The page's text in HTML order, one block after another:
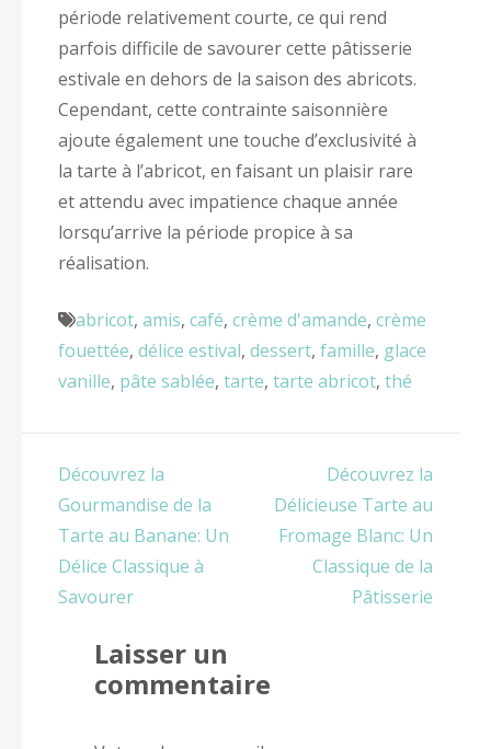
période relativement courte, ce qui rend
parfois difficile de savourer cette pâtisserie
estivale en dehors de la saison des abricots.
Cependant, cette contrainte saisonnière
ajoute également une touche d’exclusivité à
la tarte à l’abricot, en faisant un plaisir rare
et attendu avec impatience chaque année
lorsqu’arrive la période propice à sa
réalisation.
abricot, amis, café, crème d'amande, crème
fouettée, délice estival, dessert, famille, glace
vanille, pâte sablée, tarte, tarte abricot, thé
Navigation
de
l’article
Découvrez la
Gourmandise de la
Tarte au Banane: Un
Délice Classique à
Savourer
Découvrez la
Délicieuse Tarte au
Fromage Blanc: Un
Classique de la
Pâtisserie
Laisser un
commentaire